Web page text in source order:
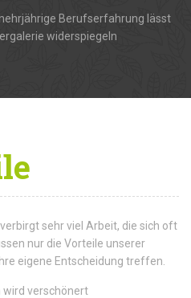
Berufserfahrung lässt
widerspiegeln
sehr viel Arbeit, die sich oft
nur die Vorteile unserer
eigene Entscheidung treffen.
wird verschönert